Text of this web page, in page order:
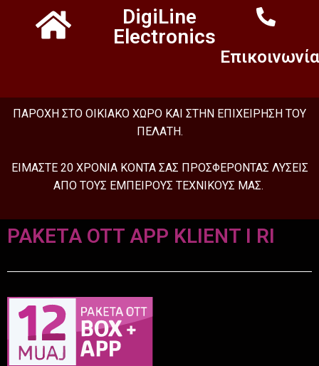
DigiLine
Electronics
Επικοινωνία
ΠΑΡΟΧΗ ΣΤΟ OIKIAKO ΧΩΡΟ ΚΑΙ ΣΤΗΝ ΕΠΙΧΕΙΡΗΣΗ ΤΟΥ
ΠΕΛΑΤΗ.
ΕΙΜΑΣΤΕ 20 ΧΡΟΝΙΑ ΚΟΝΤΑ ΣΑΣ ΠΡΟΣΦΕΡΟΝΤΑΣ ΛΥΣΕΙΣ
ΑΠΟ ΤΟΥΣ ΕΜΠΕΙΡΟΥΣ ΤΕΧΝΙΚΟΥΣ ΜΑΣ.
PAKETA OTT APP KLIENT I RI